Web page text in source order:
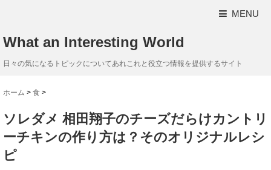
MENU
What an Interesting World
日々の気になるトピックについてあれこれと役立つ情報を提供するサイト
ホーム > 食 >
ソレダメ 相田翔子のチーズだらけカントリ
ーチキンの作り方は？そのオリジナルレシ
ピ